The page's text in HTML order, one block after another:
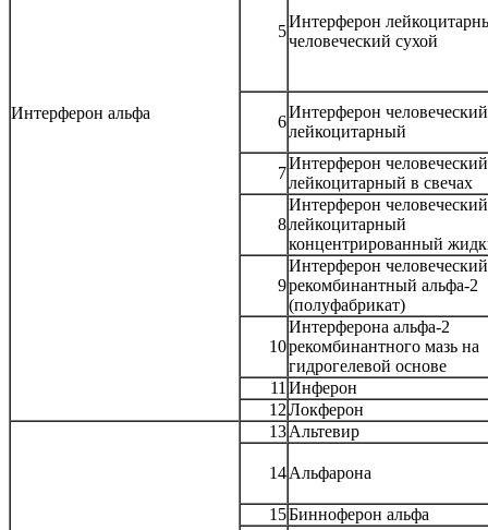
Интерферон альфа
5
Интерферон
человеческий сухой
6
Интерферон человеческий
лейкоцитарный
7
Интерферон человеческий
лейкоцитарный в свечах
8
Интерферон человеческий
лейкоцитарный
концентрированный
9
Интерферон человеческий
рекомбинантный альфа-2
(полуфабрикат)
10
Интерферона альфа-2
рекомбинантного мазь на
гидрогелевой основе
11 Инферон
12Локферон
13Альтевир
14Альфарона
15Бинноферон альфа